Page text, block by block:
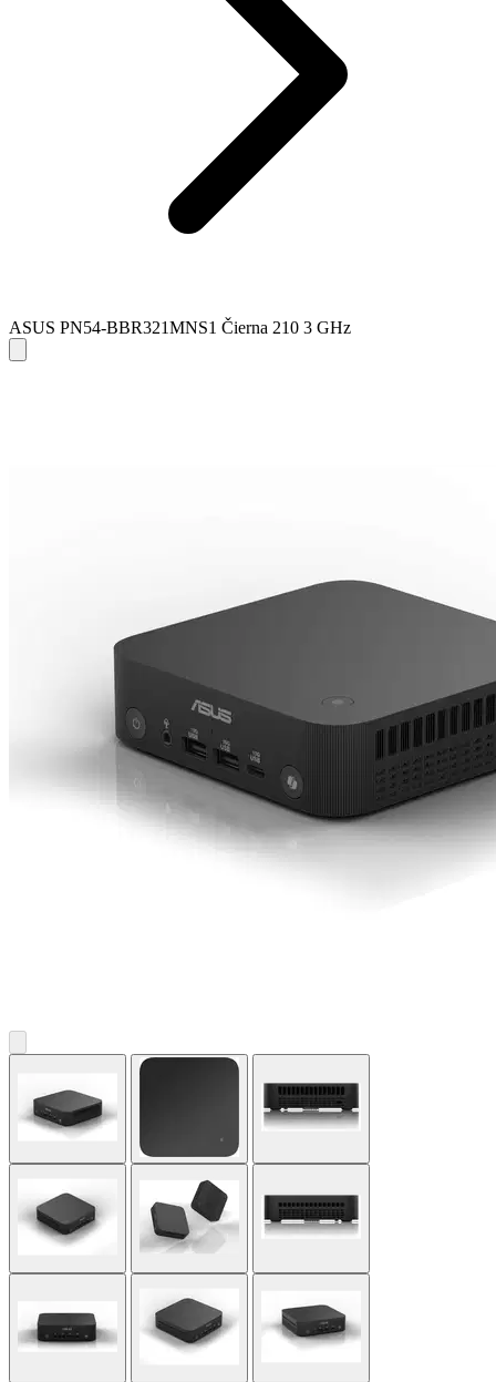
ASUS PN54-BBR321MNS1 Čierna 210 3 GHz